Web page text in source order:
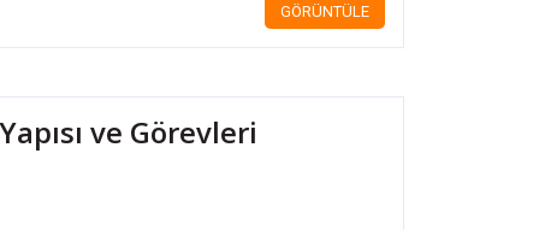
GÖRÜNTÜLE
ve Görevleri